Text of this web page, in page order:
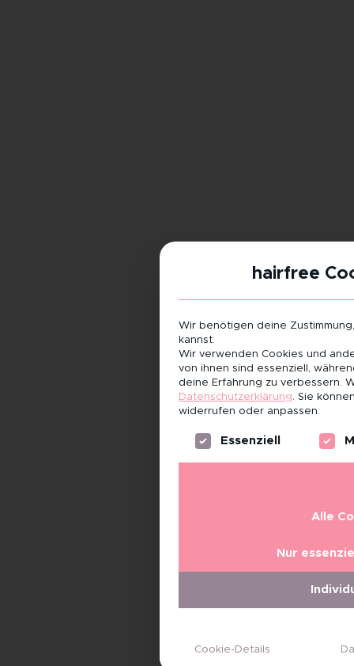
hairfree
Wir benötigen deine
kannst.
Wir verwenden Cookies und
von ihnen sind essenziell,
deine Erfahrung zu verbessern.
Datenschutzerklärung. Sie
widerrufen oder anpassen.
Es folgt eine Liste der
Essenziell
Alle
Nur
Cookie-Details